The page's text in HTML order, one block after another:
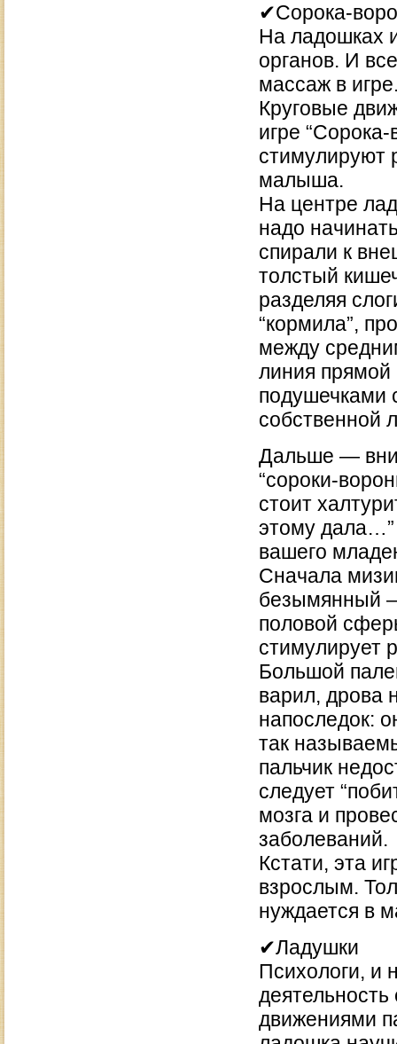
✔Сорока-
На ладошках
органов. И
массаж в
Круговые
игре
стимулируют
малыша.
На центре
надо
спирали к
толстый
разделяя
“кормила”,
между
линия прямой
подушечками
собственной
Дальше —
“сороки-
стоит
этому дала…”
вашего
Сначала
безымянный
половой
стимулирует
Большой
варил, дрова
напоследок:
так
пальчик
следует
мозга и
заболеваний.
Кстати, эта
взрослым.
нуждается в
✔Ладушки
Психологи, и
движениями